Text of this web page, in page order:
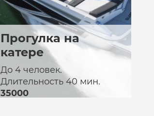
Прогулка на
катере
До 4 человек.
Длительность 40 мин.
35000